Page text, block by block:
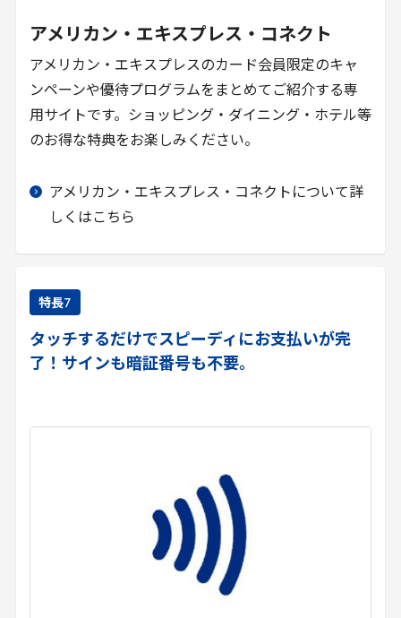
アメリカン・エキスプレス・コネクト
アメリカン・エキスプレスのカード会員限定のキャ
ンペーンや優待プログラムをまとめてご紹介する専
用サイトです。ショッピング・ダイニング・ホテル等
のお得な特典をお楽しみください。
アメリカン・エキスプレス・コネクトについて詳
しくはこちら
特長7
タッチするだけでスピーディにお支払いが完
了！サインも暗証番号も不要。